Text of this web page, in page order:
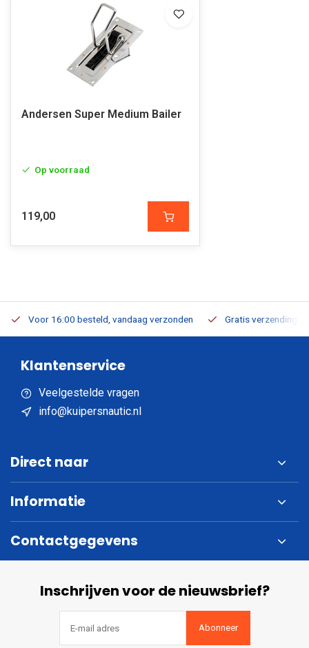
Andersen Super Medium Bailer
Op voorraad
119,00
Voor 16:00 besteld, vandaag verzonden Gratis verzending
Klantenservice
Veelgestelde vragen
info@kuipersnautic.nl
Direct naar
Informatie
Contactgegevens
Inschrijven voor de nieuwsbrief?
Abonneer